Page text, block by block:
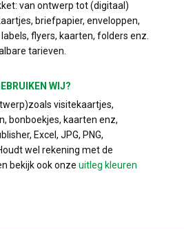
van ontwerp tot (digitaal)
briefpapier, enveloppen,
flyers, kaarten, folders enz.
tarieven.
WIJ?
visitekaartjes,
bonboekjes, kaarten enz,
Excel, JPG, PNG,
wel rekening met de
bekijk ook onze uitleg kleuren